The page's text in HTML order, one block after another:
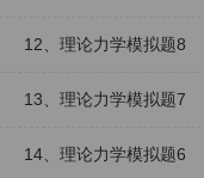
12、理论力学模拟题8
13、理论力学模拟题7
14、理论力学模拟题6